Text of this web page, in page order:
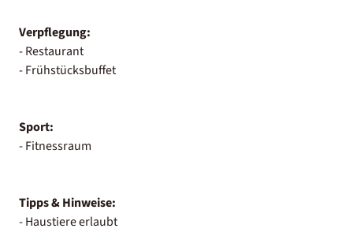
Verpflegung:
- Restaurant
- Frühstücksbuffet
Sport:
- Fitnessraum
Tipps & Hinweise:
- Haustiere erlaubt